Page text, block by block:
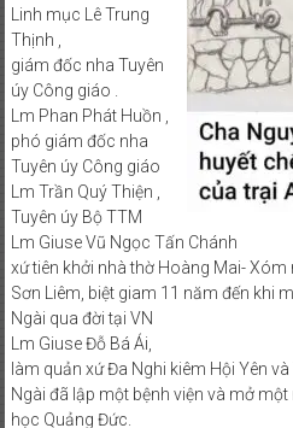
Linh mục Lê Trung
Thịnh ,
giám đốc nha Tuyên
úy Công giáo .
Lm Phan Phát Huồn ,
phó giám đốc nha
Tuyên úy Công giáo
Lm Trần Quý Thiện ,
Tuyên úy Bộ TTM
Lm Giuse Vũ Ngọc Tấn Chánh
xứ tiên khởi nhà thờ Hoàng Mai-
Sơn Liêm, biệt giam 11 năm đến khi
Ngài qua đời tại VN
Lm Giuse Đỗ Bá Ái,
làm quản xứ Đa Nghi kiêm Hội Yên và
Ngài đã lập một bệnh viện và mở
học Quảng Đức.